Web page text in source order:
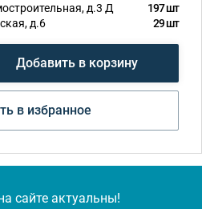
д.3 Д
197 шт
д.6
29 шт
Добавить в корзину
в избранное
сайте актуальны!